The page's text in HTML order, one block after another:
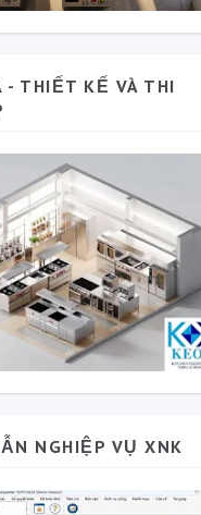
- THIẾT KẾ VÀ THI
NGHIỆP VỤ XNK